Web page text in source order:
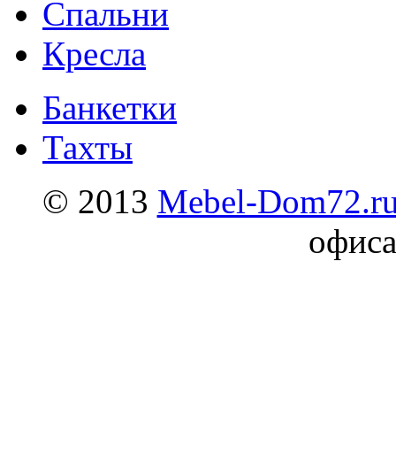
Спальни
Кресла
Банкетки
Тахты
© 2013 Mebel-